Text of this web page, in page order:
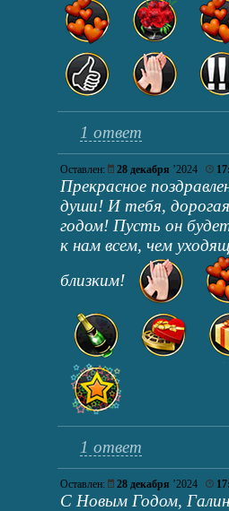
1 ответ
Оставлен: 28 декабря ’2024
Прекрасное
души! И тебя,
годом! Пусть он
к нам всем, чем
близким!
1 ответ
Оставлен: 28 декабря ’2024
С Новым Годом,